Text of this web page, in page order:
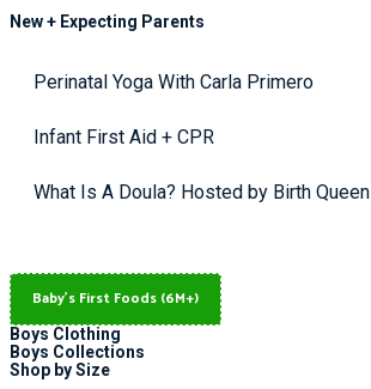
New + Expecting Parents
Perinatal Yoga With Carla Primero
Infant First Aid + CPR
What Is A Doula? Hosted by Birth Queen
Baby's First Foods (6M+)
Boys Clothing
Boys Collections
Shop by Size